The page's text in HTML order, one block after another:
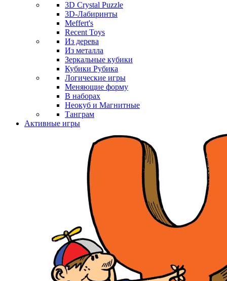
3D Crystal Puzzle
3D-Лабиринты
Meffert's
Recent Toys
Из дерева
Из металла
Зеркальные кубики
Кубики Рубика
Логические игры
Меняющие форму
В наборах
Неокуб и Магнитные
Танграм
Активные игры